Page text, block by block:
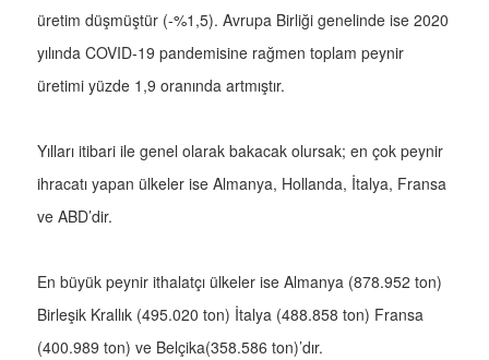
üretim düşmüştür (-%1,5). Avrupa Birliği genelinde ise 2020
yılında COVID-19 pandemisine rağmen toplam peynir
üretimi yüzde 1,9 oranında artmıştır.
Yılları itibari ile genel olarak bakacak olursak; en çok peynir
ihracatı yapan ülkeler ise Almanya, Hollanda, İtalya, Fransa
ve ABD’dir.
En büyük peynir ithalatçı ülkeler ise Almanya (878.952 ton)
Birleşik Krallık (495.020 ton) İtalya (488.858 ton) Fransa
(400.989 ton) ve Belçika(358.586 ton)’dır.